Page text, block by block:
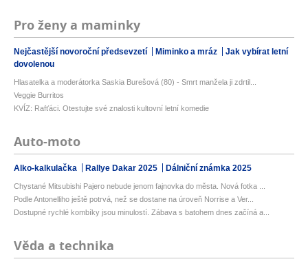
Pro ženy a maminky
Nejčastější novoroční předsevzetí Miminko a mráz
Jak vybírat letní
dovolenou
Hlasatelka a moderátorka Saskia Burešová (80) - Smrt manžela ji zdrtil...
Veggie Burritos
KVÍZ: Rafťáci. Otestujte své znalosti kultovní letní komedie
Auto-moto
Alko-kalkulačka Rallye Dakar 2025 Dálniční známka 2025
Chystané Mitsubishi Pajero nebude jenom fajnovka do města. Nová fotka ...
Podle Antonelliho ještě potrvá, než se dostane na úroveň Norrise a Ver...
Dostupné rychlé kombíky jsou minulostí. Zábava s batohem dnes začíná a...
Věda a technika